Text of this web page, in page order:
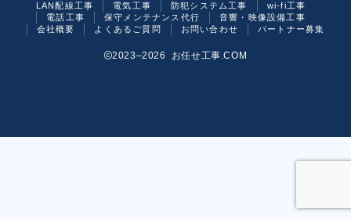
LAN配線工事 電気工事 防犯システム工事
wi-fi工事
電話工事
保守メンテナンス代行
音響・映像設備工事
会社概要
よくあるご質問 お問い合わせ パートナー募集
2023–2026 お任せ工事.COM